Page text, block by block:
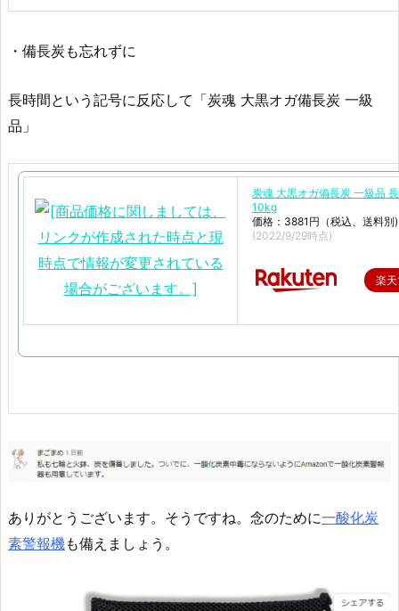
・備長炭も忘れずに
長時間という記号に反応して「炭魂 大黒オガ備長炭 一級
品」
炭魂 大黒オガ備長炭 一級品
10kg
価格：3881円（税込、送料別)
(2022/9/29時点)
楽
ありがとうございます。そうですね。念のために一酸化炭
素警報機も備えましょう。